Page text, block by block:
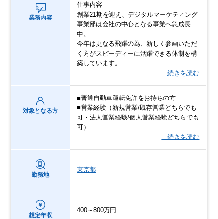
業務内容
仕事内容
創業21期を迎え、デジタルマーケティング
事業部は会社の中心となる事業へ急成長
中。
今年は更なる飛躍の為、新しく参画いただ
く方がスピーディーに活躍できる体制を構
築しています。
…続きを読む
対象となる方
■普通自動車運転免許をお持ちの方
■営業経験（新規営業/既存営業どちらでも
可・法人営業経験/個人営業経験どちらでも
可）
…続きを読む
勤務地
東京都
想定年収
400～800万円